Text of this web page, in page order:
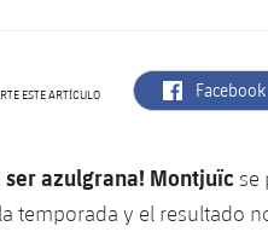
ESTE ARTÍCULO Facebook
ser azulgrana! Montjuïc se
temporada y el resultado